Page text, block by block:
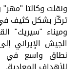
ونقلت وكالتا "مهر"
تركّز بشكل كثيف
وميناء "سيريك"
الجيش الإيراني
نطاق واسع في